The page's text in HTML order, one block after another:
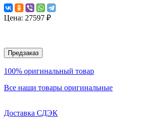
Цена: 27597 ₽
Предзаказ
100% оригинальный товар
Все наши товары оригинальные
Доставка СДЭК